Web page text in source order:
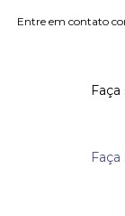
Entre em contato